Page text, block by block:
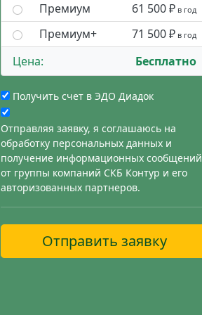
Премиум 61 500 ₽в год
Премиум+ 71 500 ₽в год
Цена: Бесплатно
Получить счет в ЭДО Диадок
Отправляя заявку, я соглашаюсь на
обработку персональных данных и
получение информационных сообщений
от группы компаний СКБ Контур и его
авторизованных партнеров.
Отправить заявку